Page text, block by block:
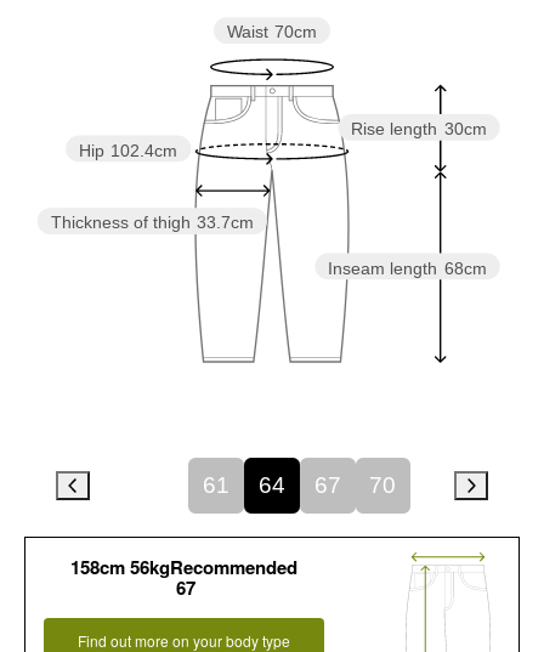
Inseam length 68cm
Rise length 30cm
Thickness of thigh 33.7cm
Hip 102.4cm
Waist 70cm
61 64 67 70
158cm 56kgRecommended
67
Find out more on your body type